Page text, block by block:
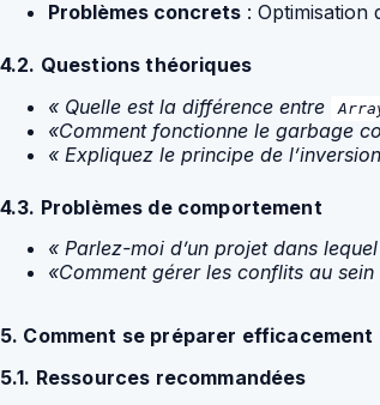
Problèmes concrets : Optimisation
4.2. Questions théoriques
« Quelle est la différence entre
«Comment fonctionne le garbage
« Expliquez le principe de
4.3. Problèmes de comportement
« Parlez-moi d’un projet dans
«Comment gérer les conflits au
5. Comment se préparer efficacement
5.1. Ressources recommandées